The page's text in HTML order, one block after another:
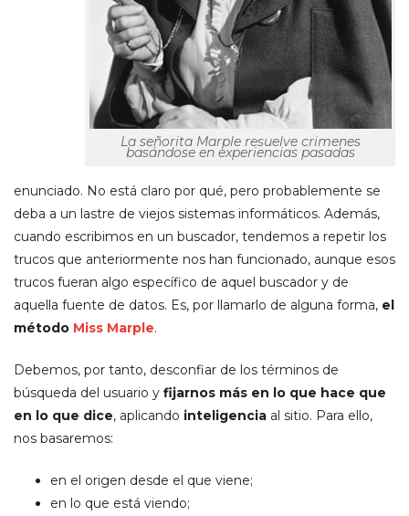
La señorita Marple resuelve crimenes
basándose en experiencias pasadas
enunciado. No está claro por qué, pero probablemente se
deba a un lastre de viejos sistemas informáticos. Además,
cuando escribimos en un buscador, tendemos a repetir los
trucos que anteriormente nos han funcionado, aunque esos
trucos fueran algo específico de aquel buscador y de
aquella fuente de datos. Es, por llamarlo de alguna forma, el
método Miss Marple.
Debemos, por tanto, desconfiar de los términos de
búsqueda del usuario y fijarnos más en lo que hace que
en lo que dice, aplicando inteligencia al sitio. Para ello,
nos basaremos:
en el origen desde el que viene;
en lo que está viendo;